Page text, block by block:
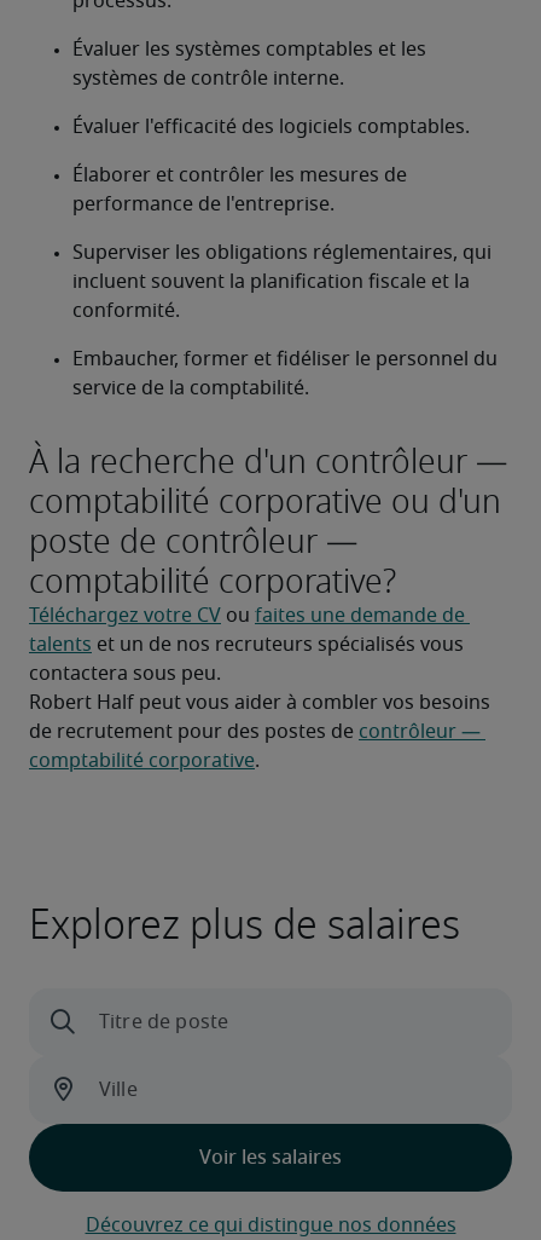
Évaluer les systèmes comptables et les
systèmes de contrôle interne.
Évaluer l'efficacité des logiciels comptables.
Élaborer et contrôler les mesures de
performance de l'entreprise.
Superviser les obligations réglementaires, qui
incluent souvent la planification fiscale et la
conformité.
Embaucher, former et fidéliser le personnel du
service de la comptabilité.
À la recherche d'un contrôleur —
comptabilité corporative ou d'un
poste de contrôleur —
comptabilité corporative?
Téléchargez votre CV ou faites une demande de
talents et un de nos recruteurs spécialisés vous
contactera sous peu.
Robert Half peut vous aider à combler vos besoins
de recrutement pour des postes de contrôleur —
comptabilité corporative.
Explorez plus de salaires
Découvrez ce qui distingue nos données